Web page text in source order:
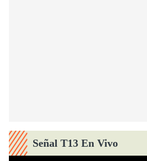
Señal T13 En Vivo